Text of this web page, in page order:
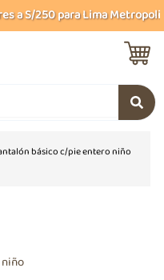
a S/250 para Lima
básico c/pie entero niño